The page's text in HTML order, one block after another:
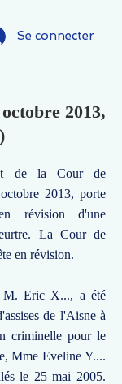
Se connecter
2013,
de la Cour de
2013, porte
révision d'une
La Cour de
en révision.
M. Eric X..., a été
de l'Aisne à
criminelle pour le
Mme Eveline Y....
le 25 mai 2005.